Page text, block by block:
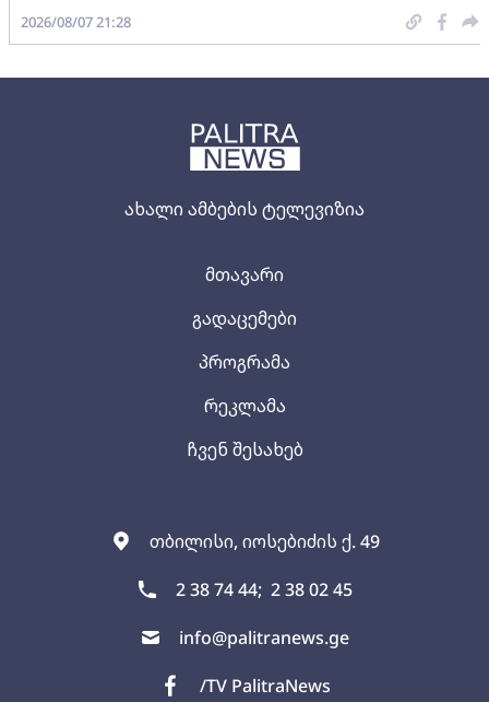
ახალი ამბების ტელევიზია
თბილისი, იოსებიძის ქ. 49
2 38 74 44; 2 38 02 45
info@palitranews.ge
/TV PalitraNews
მთავარი
გადაცემები
პროგრამა
რეკლამა
ჩვენ შესახებ
2026/08/07 21:28